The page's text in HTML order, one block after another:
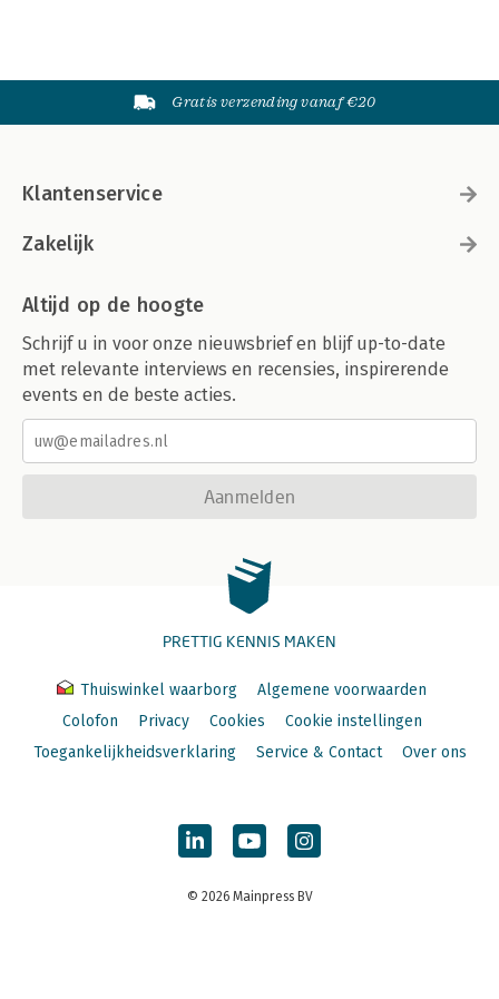
Gratis verzending vanaf €20
Klantenservice
Zakelijk
Altijd op de hoogte
Schrijf u in voor onze nieuwsbrief en blijf up-to-date
met relevante interviews en recensies, inspirerende
events en de beste acties.
Aanmelden
PRETTIG KENNIS MAKEN
Thuiswinkel waarborg
Algemene voorwaarden
Colofon
Privacy Cookies
Cookie instellingen
Toegankelijkheidsverklaring
Service & Contact Over ons
© 2026 Mainpress BV